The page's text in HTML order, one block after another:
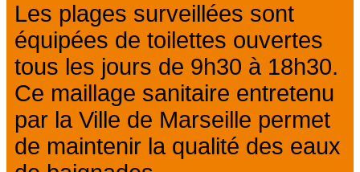
Les plages surveillées sont
équipées de toilettes ouvertes
tous les jours de 9h30 à 18h30.
Ce maillage sanitaire entretenu
par la Ville de Marseille permet
de maintenir la qualité des eaux